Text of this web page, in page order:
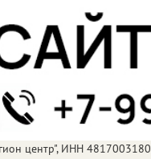
центр", ИНН 4817003180